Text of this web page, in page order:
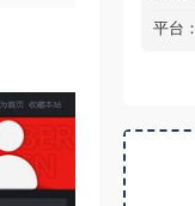
平台：